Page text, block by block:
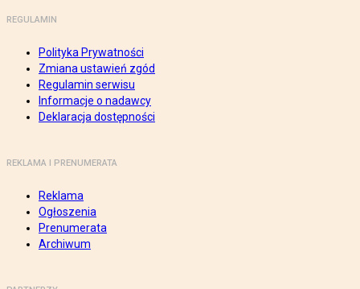
REGULAMIN
Polityka Prywatności
Zmiana ustawień zgód
Regulamin serwisu
Informacje o nadawcy
Deklaracja dostępności
REKLAMA I PRENUMERATA
Reklama
Ogłoszenia
Prenumerata
Archiwum